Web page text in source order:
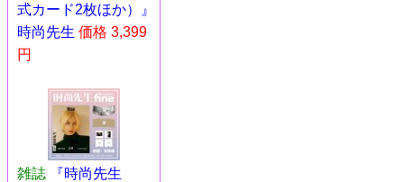
式カード2枚ほか）』
時尚先生 価格 3,399
円
雑誌
『時尚先生